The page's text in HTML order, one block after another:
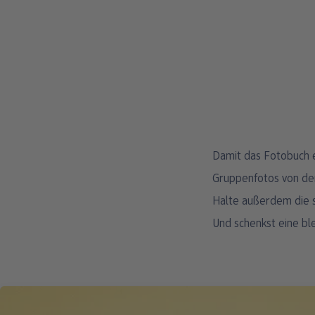
Damit das Fotobuch
Gruppenfotos von
Halte außerdem die
Und schenkst eine